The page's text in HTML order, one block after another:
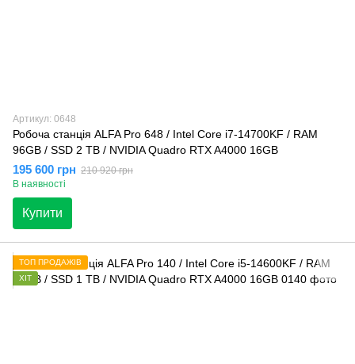
Артикул: 0648
Робоча станція ALFA Pro 648 / Intel Core i7-14700KF / RAM
96GB / SSD 2 TB / NVIDIA Quadro RTX A4000 16GB
195 600 грн 210 920 грн
В наявності
Купити
ТОП ПРОДАЖІВ
ХІТ